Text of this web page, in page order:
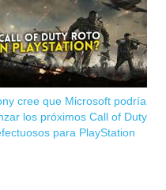
cree que Microsoft podría
los próximos Call of Duty
para PlayStation